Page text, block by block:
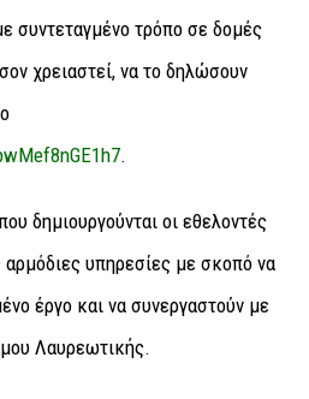
συντεταγμένο τρόπο σε δομές
χρειαστεί, να το δηλώσουν
.
δημιουργούνται οι εθελοντές
αρμόδιες υπηρεσίες με σκοπό να
έργο και να συνεργαστούν με
Λαυρεωτικής.